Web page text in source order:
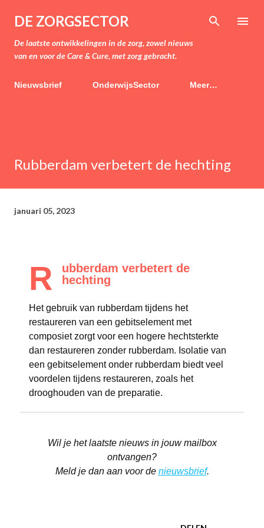
Doorgaan naar hoofdcontent
DE ZORGSECTOR
De laatste ontwikkelingen in de zorg, zowel nieuws
van en voor de Care & Cure, met zorg gebracht.
Nieuwsbrief OnderwijsSector Meer…
Rubberdam verbetert de hechting
januari 05, 2023
R
ubberdam verbetert de
hechting
Het gebruik van rubberdam tijdens het
restaureren van een gebitselement met
composiet zorgt voor een hogere hechtsterkte
dan restaureren zonder rubberdam. Isolatie van
een gebitselement onder rubberdam biedt veel
voordelen tijdens restaureren, zoals het
drooghouden van de preparatie.
Wil je het laatste nieuws in jouw mailbox
ontvangen?
Meld je dan aan voor de nieuwsbrief.